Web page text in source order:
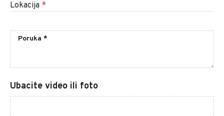
Lokacija *
Ubacite video ili foto